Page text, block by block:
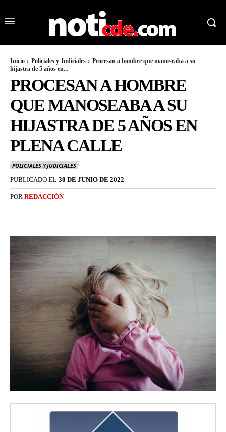
Inicio Policiales y Judiciales
Procesan a hombre que manoseaba a su
hijastra de 5 años en...
PROCESAN A HOMBRE
QUE MANOSEABA A SU
HIJASTRA DE 5 AÑOS EN
PLENA CALLE
POLICIALES Y JUDICIALES
PUBLICADO EL 30 DE JUNIO DE 2022
POR REDACCIÓN